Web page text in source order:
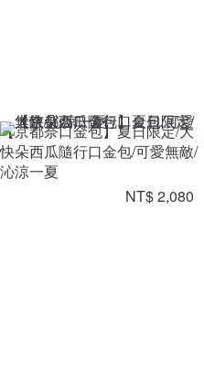
【京都奈口金包】夏日限定/大
快朵西瓜隨行口金包/可愛無敵/
沁涼一夏
NT$ 2,080